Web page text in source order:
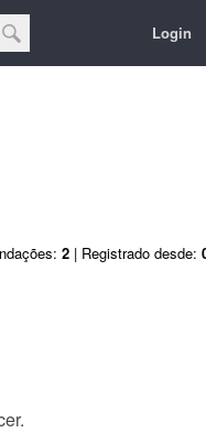
Login
2 | Registrado desde: